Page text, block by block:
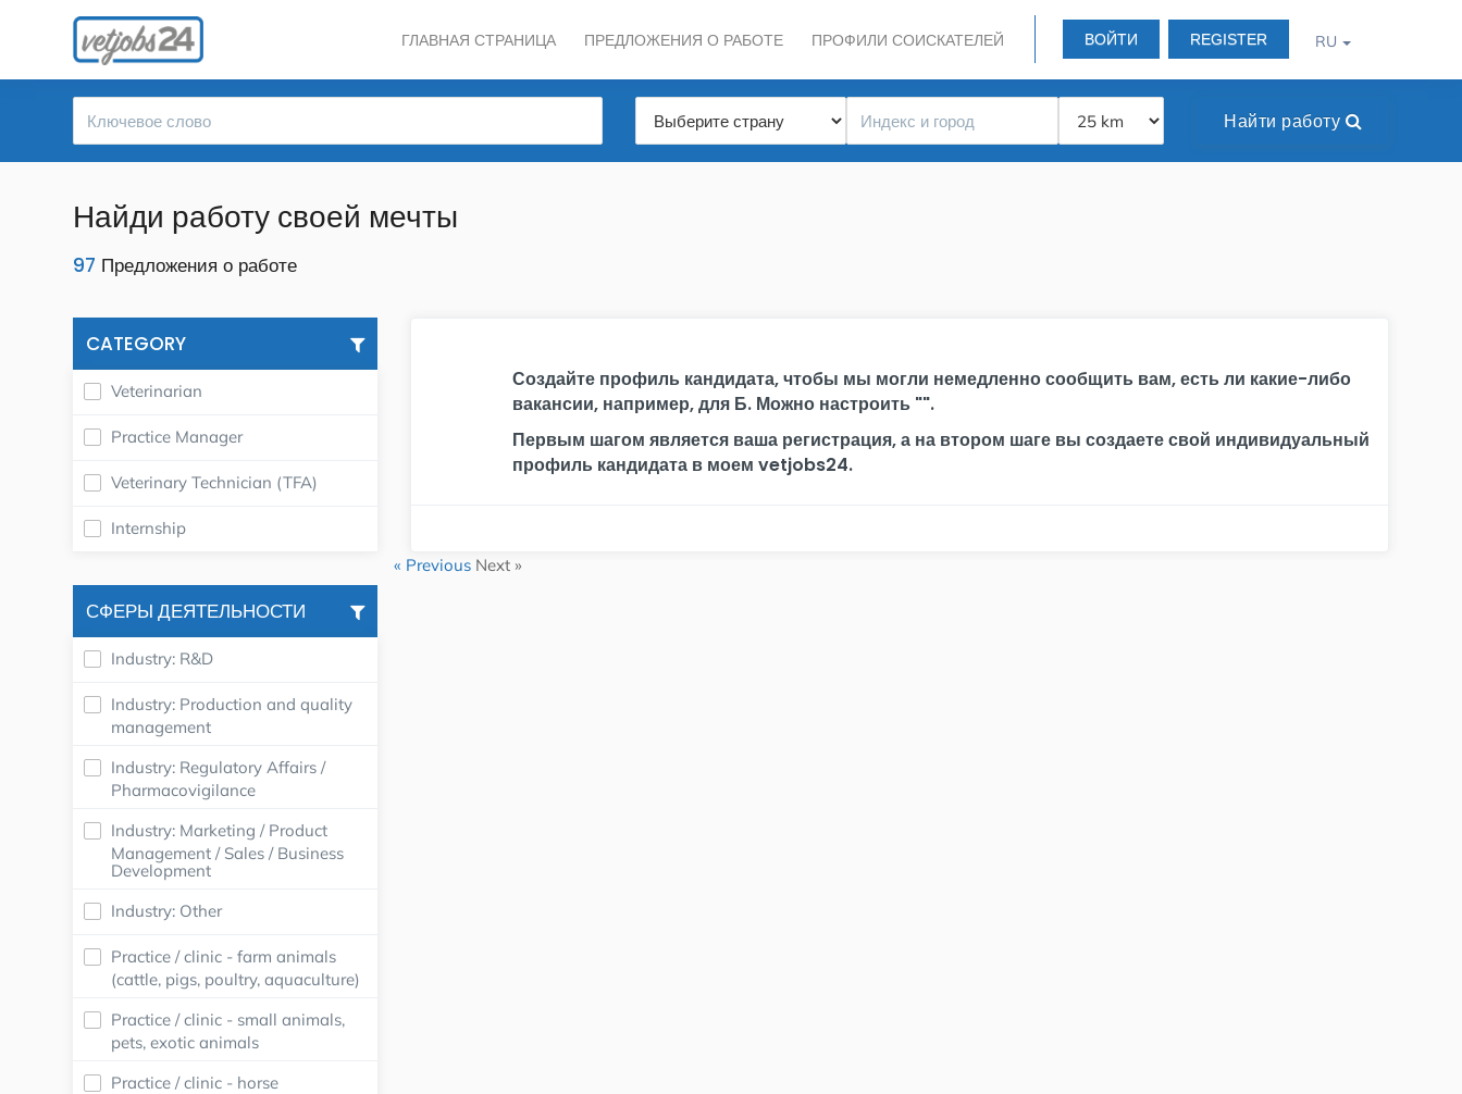
ГЛАВНАЯ СТРАНИЦА ПРЕДЛОЖЕНИЯ О РАБОТЕ ПРОФИЛИ СОИСКАТЕЛЕЙ ВОЙТИ REGISTER RU
Найти работу
Найди работу своей мечты
97 Предложения о работе
CATEGORY
Veterinarian
Practice Manager
Veterinary Technician (TFA)
Internship
СФЕРЫ ДЕЯТЕЛЬНОСТИ
Industry: R&D
Industry: Production and quality
management
Industry: Regulatory Affairs /
Pharmacovigilance
Industry: Marketing / Product
Management / Sales / Business
Development
Industry: Other
Practice / clinic - farm animals
(cattle, pigs, poultry, aquaculture)
Practice / clinic - small animals,
pets, exotic animals
Practice / clinic - horse
Создайте профиль кандидата, чтобы мы могли немедленно сообщить вам, есть ли какие-либо
вакансии, например, для Б. Можно настроить "".
Первым шагом является ваша регистрация, а на втором шаге вы создаете свой индивидуальный
профиль кандидата в моем vetjobs24.
« Previous Next »